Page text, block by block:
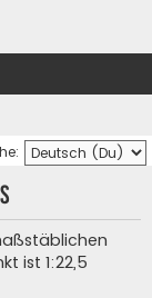
ist 1:22,5